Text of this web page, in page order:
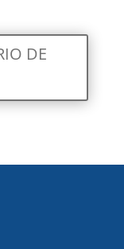
DE